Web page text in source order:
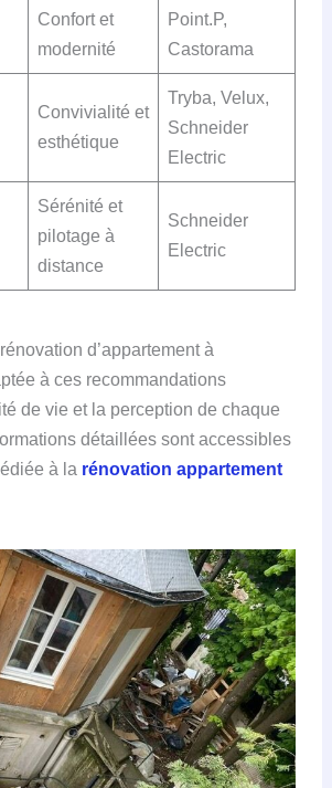
Confort et
modernité
Point.P,
Castorama
Convivialité et
esthétique
Tryba, Velux,
Schneider
Electric
Sérénité et
pilotage à
distance
Schneider
Electric
d’appartement à
à ces recommandations
de vie et la perception de chaque
détaillées sont accessibles
à la rénovation appartement